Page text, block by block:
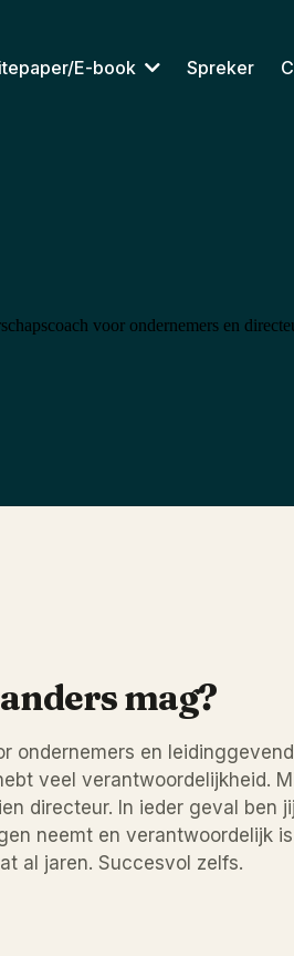
E-book Spreker
mag?
ondernemers en
veel verantwoordelijkheid.
directeur. In ieder geval ben
neemt en verantwoordelijk
al jaren. Succesvol zelfs.